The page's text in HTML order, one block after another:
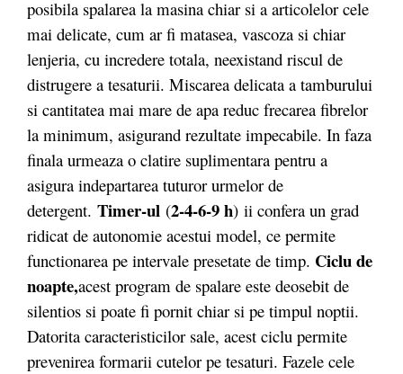
posibila spalarea la masina chiar si a articolelor cele
mai delicate, cum ar fi matasea, vascoza si chiar
lenjeria, cu incredere totala, neexistand riscul de
distrugere a tesaturii. Miscarea delicata a tamburului
si cantitatea mai mare de apa reduc frecarea fibrelor
la minimum, asigurand rezultate impecabile. In faza
finala urmeaza o clatire suplimentara pentru a
asigura indepartarea tuturor urmelor de
detergent. Timer-ul (2-4-6-9 h) ii confera un grad
ridicat de autonomie acestui model, ce permite
functionarea pe intervale presetate de timp. Ciclu de
noapte,acest program de spalare este deosebit de
silentios si poate fi pornit chiar si pe timpul noptii.
Datorita caracteristicilor sale, acest ciclu permite
prevenirea formarii cutelor pe tesaturi. Fazele cele